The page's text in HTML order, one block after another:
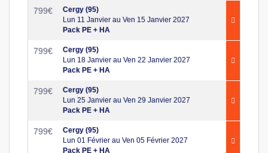
799€
Cergy (95)
Lun 11 Janvier au Ven 15 Janvier 2027
Pack PE + HA
799€
Cergy (95)
Lun 18 Janvier au Ven 22 Janvier 2027
Pack PE + HA
799€
Cergy (95)
Lun 25 Janvier au Ven 29 Janvier 2027
Pack PE + HA
799€
Cergy (95)
Lun 01 Février au Ven 05 Février 2027
Pack PE + HA